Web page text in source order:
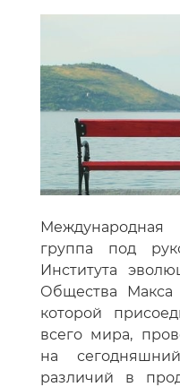
группа под
Института
Общества
которой
всего мира,
на
различий в